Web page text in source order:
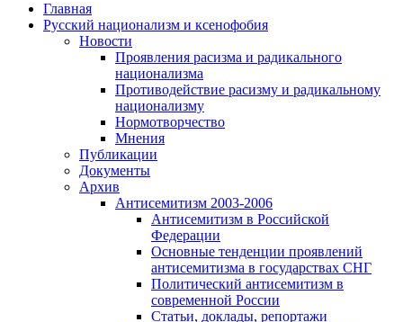
Главная
Русский национализм и ксенофобия
Новости
Проявления расизма и радикального
национализма
Противодействие расизму и радикальному
национализму
Нормотворчество
Мнения
Публикации
Документы
Архив
Антисемитизм 2003-2006
Антисемитизм в Российской
Федерации
Основные тенденции проявлений
антисемитизма в государствах СНГ
Политический антисемитизм в
современной России
Статьи, доклады, репортажи